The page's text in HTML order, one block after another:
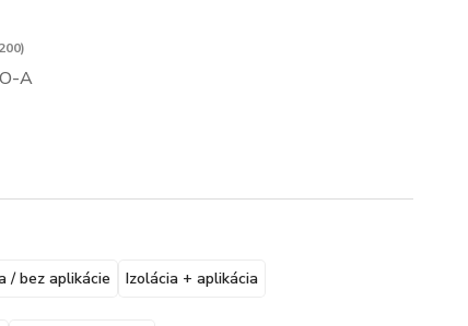
A
/ bez aplikácie Izolácia + aplikácia